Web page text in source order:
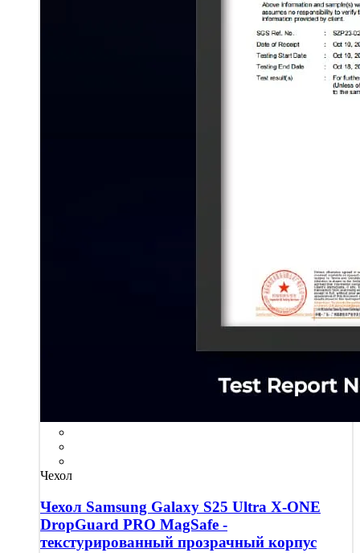
Чехол
Чехол Samsung Galaxy S25 Ultra X-ONE
DropGuard PRO MagSafe -
текстурированный прозрачный корпус